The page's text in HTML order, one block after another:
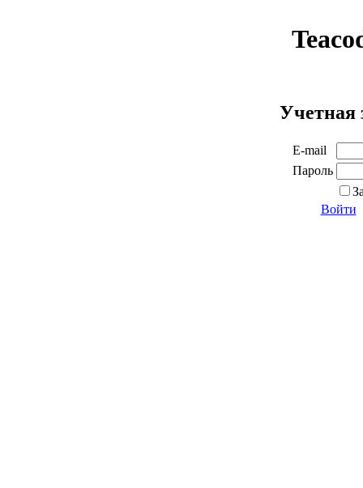
Учетная
E-mail
Пароль
Войти